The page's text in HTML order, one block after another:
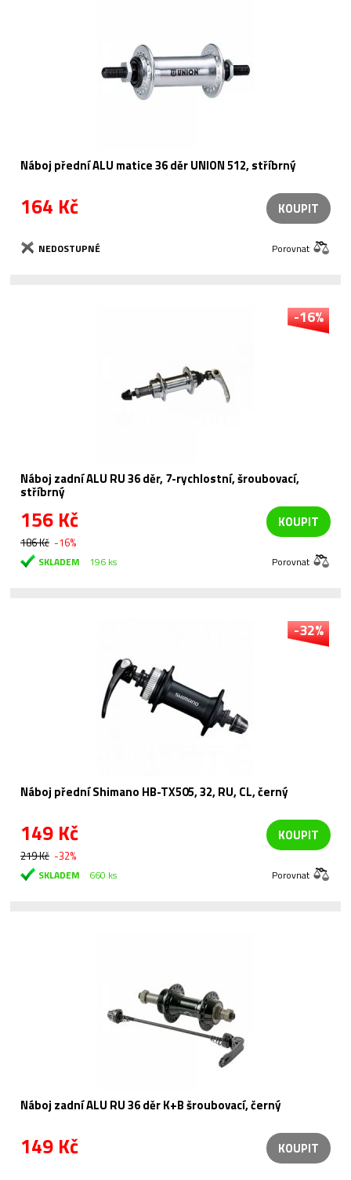
Náboj přední ALU matice 36 děr UNION 512, stříbrný
164 Kč KOUPIT
NEDOSTUPNÉ Porovnat
-16%
Náboj zadní ALU RU 36 děr, 7-rychlostní, šroubovací,
stříbrný
156 Kč
186 Kč -16%
KOUPIT
SKLADEM 196 ks Porovnat
-32%
Náboj přední Shimano HB-TX505, 32, RU, CL, černý
149 Kč
219 Kč -32%
KOUPIT
SKLADEM 660 ks Porovnat
Náboj zadní ALU RU 36 děr K+B šroubovací, černý
149 Kč KOUPIT